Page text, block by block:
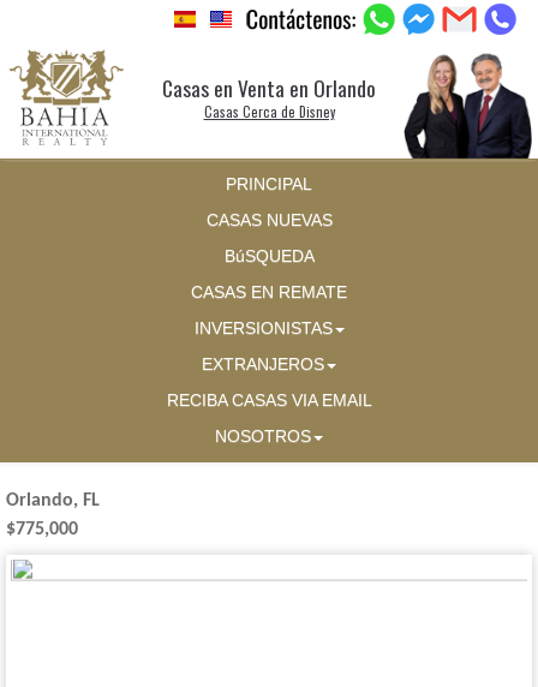
Casas en Venta en Orlando
Casas Cerca de Disney
PRINCIPAL
CASAS NUEVAS
BúSQUEDA
CASAS EN REMATE
INVERSIONISTAS
EXTRANJEROS
RECIBA CASAS VIA EMAIL
NOSOTROS
Orlando, FL
$775,000